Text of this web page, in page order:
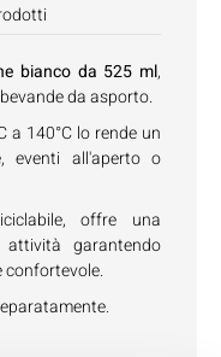
bianco da 525 ml,
da asporto.
a 140°C lo rende un
eventi all'aperto o
offre una
garantendo
confortevole.